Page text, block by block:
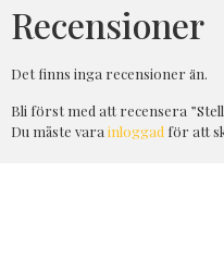
Recensioner
Det finns inga recensioner än.
Bli först med att recensera
Du måste vara inloggad för att